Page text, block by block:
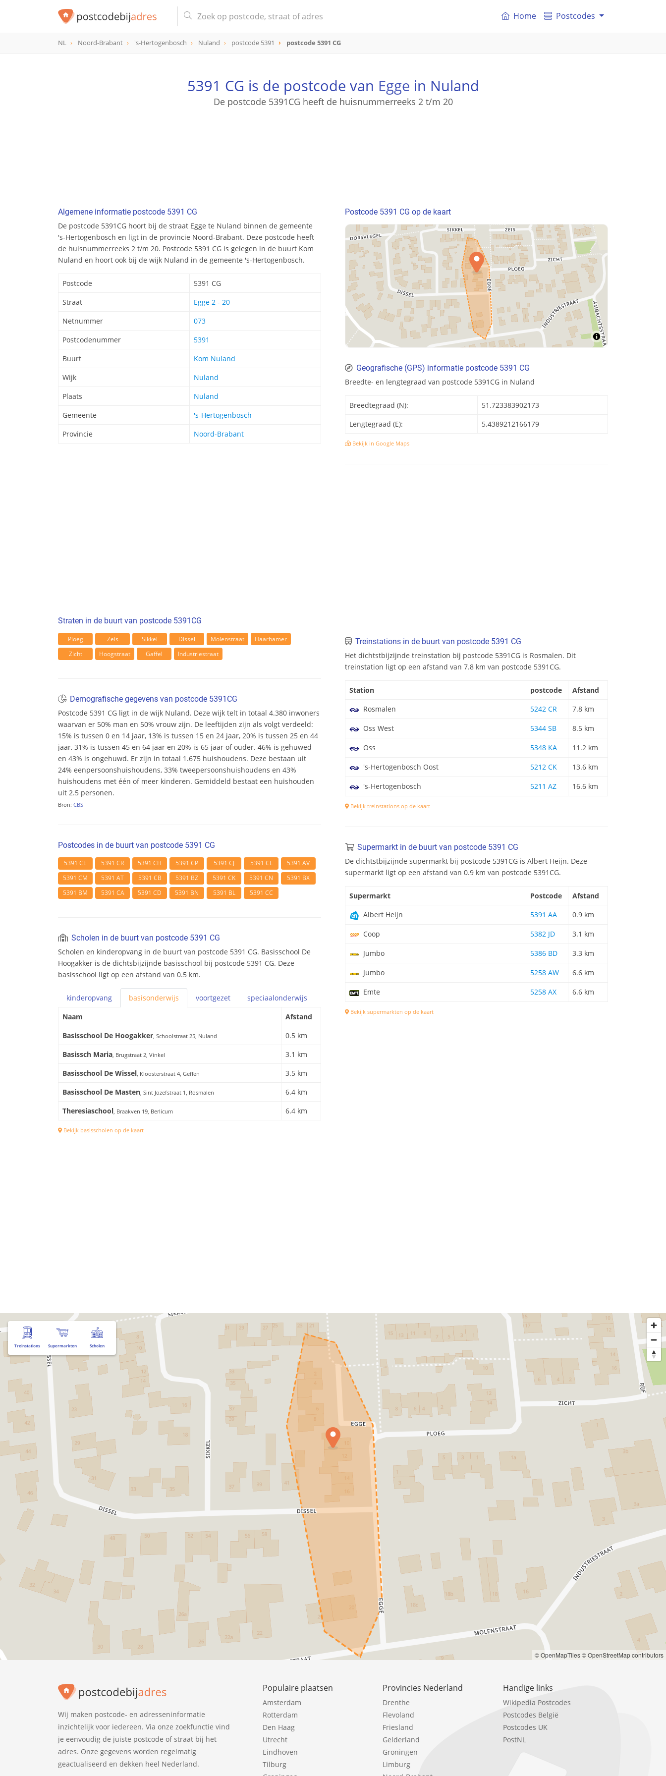
5391 CG
Home Postcodes
NL Noord-Brabant 's-Hertogenbosch Nuland postcode 5391 postcode 5391 CG
5391 CG is de postcode van Egge in Nuland
De postcode 5391CG heeft de huisnummerreeks 2 t/m 20
Algemene informatie postcode 5391 CG
De postcode 5391CG hoort bij de straat Egge te Nuland binnen de gemeente
's-Hertogenbosch en ligt in de provincie Noord-Brabant. Deze postcode heeft
de huisnummerreeks 2 t/m 20. Postcode 5391 CG is gelegen in de buurt Kom
Nuland en hoort ook bij de wijk Nuland in de gemeente 's-Hertogenbosch.
Postcode
5391 CG
Straat
Egge 2 - 20
Netnummer
073
Postcodenummer
5391
Buurt
Kom Nuland
Wijk
Nuland
Plaats
Nuland
Gemeente
's-Hertogenbosch
Provincie
Noord-Brabant
Straten in de buurt van postcode 5391CG
Ploeg Zeis Sikkel Dissel Molenstraat
Haarhamer
Zicht
Hoogstraat Gaffel Industriestraat
Demografische gegevens van postcode 5391CG
Postcode 5391 CG ligt in de wijk Nuland. Deze wijk telt in totaal 4.380 inwoners
waarvan er 50% man en 50% vrouw zijn. De leeftijden zijn als volgt verdeeld:
15% is tussen 0 en 14 jaar, 13% is tussen 15 en 24 jaar, 20% is tussen 25 en 44
jaar, 31% is tussen 45 en 64 jaar en 20% is 65 jaar of ouder. 46% is gehuwed
en 43% is ongehuwd. Er zijn in totaal 1.675 huishoudens. Deze bestaan uit
24% eenpersoonshuishoudens, 33% tweepersoonshuishoudens en 43%
huishoudens met één of meer kinderen. Gemiddeld bestaat een huishouden
uit 2.5 personen.
Bron: CBS
Postcodes in de buurt van postcode 5391 CG
5391 CE 5391 CR 5391 CH 5391 CP 5391 CJ 5391 CL
5391 AV
5391 CM
5391 AT 5391 CB 5391 BZ 5391 CK 5391 CN
5391 BX
5391 BM
5391 CA 5391 CD 5391 BN 5391 BL 5391 CC
Scholen in de buurt van postcode 5391 CG
Scholen en kinderopvang in de buurt van postcode 5391 CG. Basisschool De
Hoogakker is de dichtsbijzijnde basisschool bij postcode 5391 CG. Deze
basisschool ligt op een afstand van 0.5 km.
kinderopvang basisonderwijs voortgezet speciaalonderwijs
Naam
Afstand
Basisschool De Hoogakker, Schoolstraat 25, Nuland
0.5 km
Basissch Maria, Brugstraat 2, Vinkel
3.1 km
Basisschool De Wissel, Kloosterstraat 4, Geffen
3.5 km
Basisschool De Masten, Sint Jozefstraat 1, Rosmalen
6.4 km
Theresiaschool, Braakven 19, Berlicum 6.4 km
Bekijk basisscholen op de kaart
Postcode 5391 CG op de kaart
Geografische (GPS) informatie postcode 5391 CG
Breedte- en lengtegraad van postcode 5391CG in Nuland
Breedtegraad (N):
51.723383902173
Lengtegraad (E):
5.4389212166179
Bekijk in Google Maps
Treinstations in de buurt van postcode 5391 CG
Het dichtstbijzijnde treinstation bij postcode 5391CG is Rosmalen. Dit
treinstation ligt op een afstand van 7.8 km van postcode 5391CG.
Station postcode
Afstand
Rosmalen
5242 CR 7.8 km
Oss West 5344 SB 8.5 km
Oss 5348 KA 11.2 km
's-Hertogenbosch Oost 5212 CK 13.6 km
's-Hertogenbosch 5211 AZ 16.6 km
Bekijk treinstations op de kaart
Supermarkt in de buurt van postcode 5391 CG
De dichtstbijzijnde supermarkt bij postcode 5391CG is Albert Heijn. Deze
supermarkt ligt op een afstand van 0.9 km van postcode 5391CG.
Supermarkt Postcode
Afstand
Albert Heijn
5391 AA 0.9 km
Coop 5382 JD 3.1 km
Jumbo 5386 BD 3.3 km
Jumbo 5258 AW 6.6 km
Emte 5258 AX 6.6 km
Bekijk supermarkten op de kaart
Treinstations Supermarkten Scholen
© OpenMapTiles© OpenStreetMap contributors
Wij maken postcode- en adresseninformatie
inzichtelijk voor iedereen. Via onze zoekfunctie vind
je eenvoudig de juiste postcode of straat bij het
adres. Onze gegevens worden regelmatig
geactualiseerd en dekken heel Nederland.
Populaire plaatsen
Amsterdam
Rotterdam
Den Haag
Utrecht
Eindhoven
Tilburg
Provincies Nederland
Drenthe
Flevoland
Friesland
Gelderland
Groningen
Limburg
Handige links
Wikipedia Postcodes
Postcodes België
Postcodes UK
PostNL